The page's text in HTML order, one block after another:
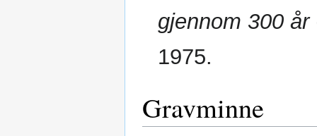
gjennom 300 år
1975.
Gravminne